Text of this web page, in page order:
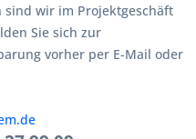
sind wir im Projektgeschäft
Sie sich zur
vorher per E-Mail oder